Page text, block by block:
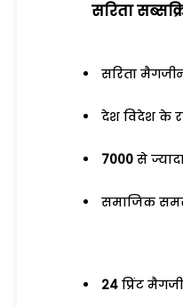
सरिता
सरिता
देश विदेश के
7000 से
समाजिक
24 प्रिंट